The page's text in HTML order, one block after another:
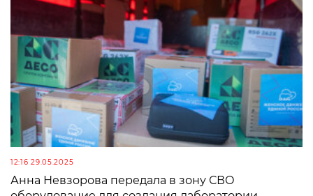
12:16 29.05.2025
Анна Невзорова передала в зону СВО